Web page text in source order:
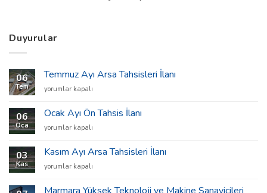
Duyurular
06
Tem
Temmuz Ayı Arsa Tahsisleri İlanı
Temmuz
Arsa
Tahsisleri
İlanı
yorumlar kapalı
06
Oca
Ocak Ayı Ön Tahsis İlanı
Ocak
Ön
Tahsis
İlanı
yorumlar kapalı
03
Kas
Kasım Ayı Arsa Tahsisleri İlanı
Kasım
Arsa
yorumlar kapalı